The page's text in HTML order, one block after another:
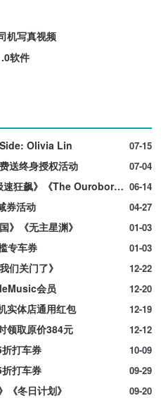
机写真视频
软件
07-15
Olivia Lin
07-04
送终身授权活动
06-14
》《The Ouroboros King》
04-27
券活动
01-03
》《无主星渊》
01-03
专车券
12-22
们关门了》
12-20
会员
12-19
实体店通用红包
12-12
领取原价384元
10-09
打车券
09-29
打车券
09-20
《冬日计划》